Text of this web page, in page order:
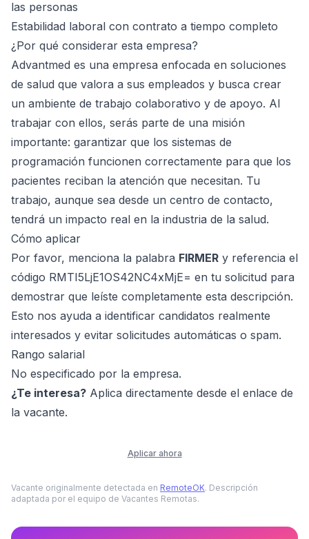
las personas
Estabilidad laboral con contrato a tiempo completo
¿Por qué considerar esta empresa?
Advantmed es una empresa enfocada en soluciones
de salud que valora a sus empleados y busca crear
un ambiente de trabajo colaborativo y de apoyo. Al
trabajar con ellos, serás parte de una misión
importante: garantizar que los sistemas de
programación funcionen correctamente para que los
pacientes reciban la atención que necesitan. Tu
trabajo, aunque sea desde un centro de contacto,
tendrá un impacto real en la industria de la salud.
Cómo aplicar
Por favor, menciona la palabra FIRMER y referencia el
código RMTI5LjE1OS42NC4xMjE= en tu solicitud para
demostrar que leíste completamente esta descripción.
Esto nos ayuda a identificar candidatos realmente
interesados y evitar solicitudes automáticas o spam.
Rango salarial
No especificado por la empresa.
¿Te interesa? Aplica directamente desde el enlace de
la vacante.
Aplicar ahora
Vacante originalmente detectada en RemoteOK. Descripción
adaptada por el equipo de Vacantes Remotas.